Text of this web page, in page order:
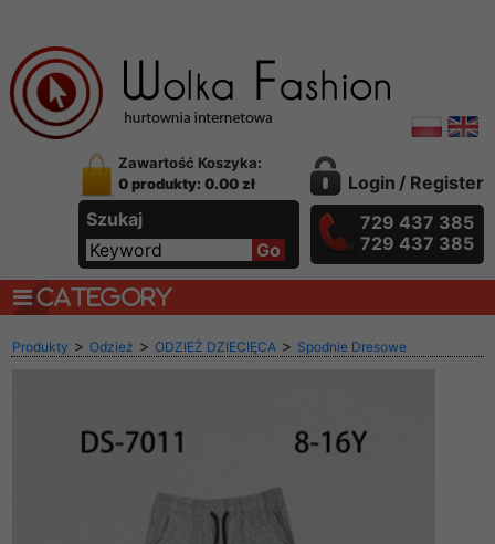
Zawartość Koszyka:
0 produkty: 0.00 zł
Szukaj
Login / Register
729 437 385
729 437 385
CATEGORY
Produkty > Odzież > ODZIEŻ DZIECIĘCA > Spodnie Dresowe